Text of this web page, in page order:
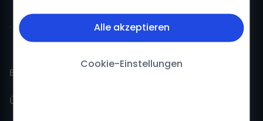
Alle akzeptieren
Cookie-Einstellungen
Biogen für mich
Biogen Für mich-Startseite
Über Biogen